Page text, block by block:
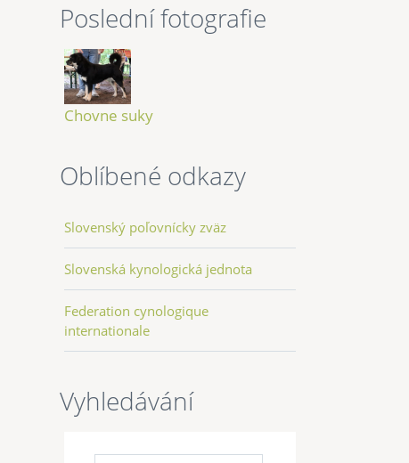
Poslední fotografie
Chovne suky
Oblíbené odkazy
Slovenský poľovnícky zväz
Slovenská kynologická jednota
Federation cynologique
internationale
Vyhledávání